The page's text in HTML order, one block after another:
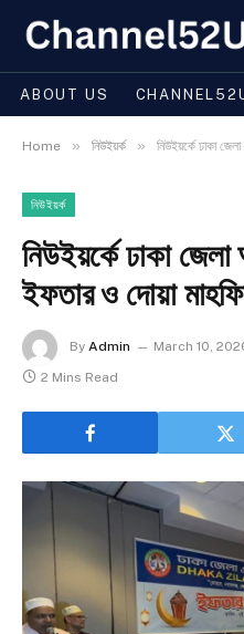
ABOUT US
Home » নিউইয়র্ক » নিউইয়র্কে ঢাকা
নিউইয়র্ক
নিউইয়র্কে ঢাকা
ইফতার ও দোয়া
By Admin March 10,
2 Mins Read